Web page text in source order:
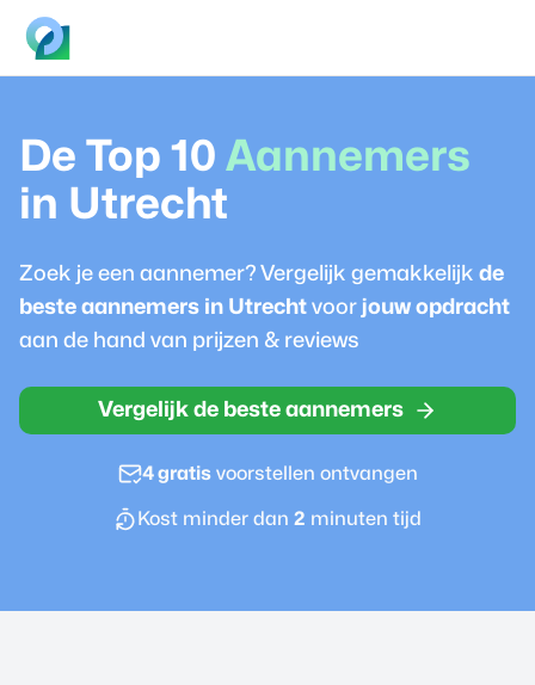
De Top 10 Aannemers
in Utrecht
Zoek je een aannemer? Vergelijk gemakkelijk de
beste aannemers in Utrecht voor jouw opdracht
aan de hand van prijzen & reviews
Vergelijk de beste aannemers
4 gratisvoorstellen ontvangen
Kost minder dan 2 minuten tijd